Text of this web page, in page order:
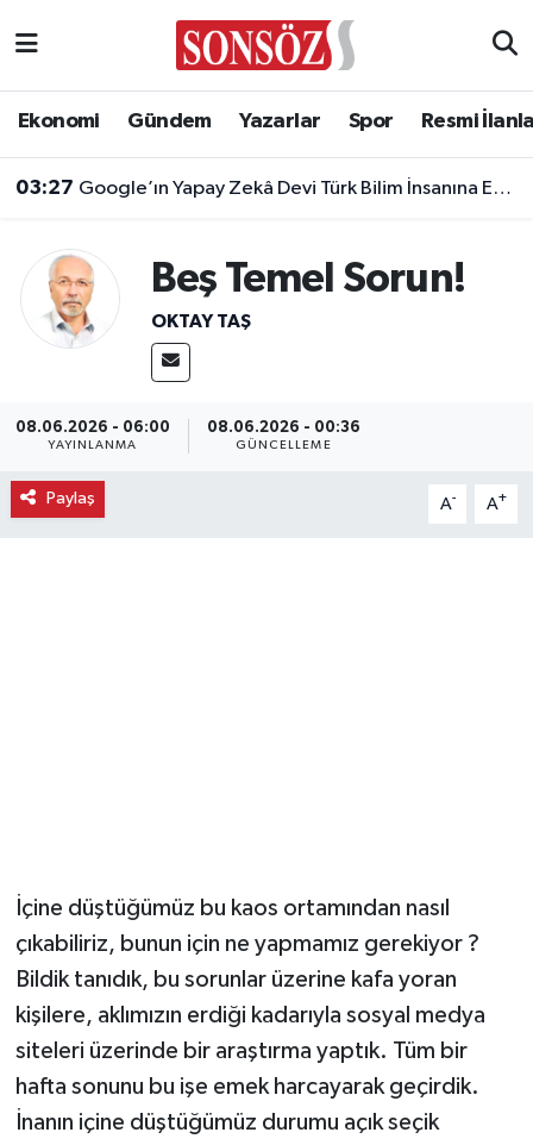
Ekonomi Gündem Yazarlar Spor Resmi
03:27 Google’ın Yapay Zekâ Devi Türk Bilim İnsanına Emanet!
Beş Temel Sorun!
OKTAY TAŞ
08.06.2026 - 06:00
YAYINLANMA
08.06.2026 - 00:36
GÜNCELLEME
Paylaş A- A+
İçine düştüğümüz bu kaos ortamından nasıl
çıkabiliriz, bunun için ne yapmamız gerekiyor ?
Bildik tanıdık, bu sorunlar üzerine kafa yoran
kişilere, aklımızın erdiği kadarıyla sosyal medya
siteleri üzerinde bir araştırma yaptık. Tüm bir
hafta sonunu bu işe emek harcayarak geçirdik.
İnanın içine düştüğümüz durumu açık seçik
Asayiş
Biyografi
Çevre
Dünya
Eğitim
İlçe Haberleri
Kültür & Sanat
Magazin
Ankara Nöbetçi Eczaneler
Ankara Trafik Yoğunluk Haritası
Süper Lig Puan Durumu ve Fikstür
Son Dakika Haberleri
Haber Arşivi